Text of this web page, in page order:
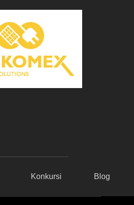
Konkursi Blog